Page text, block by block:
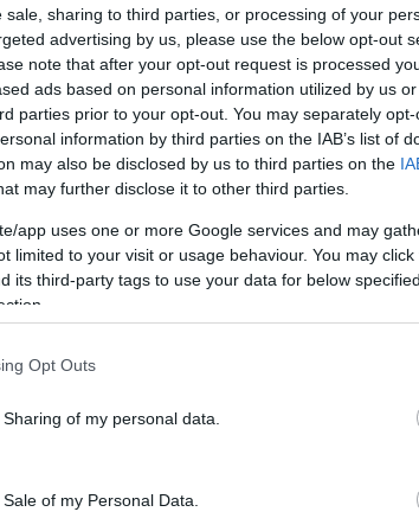
sale, sharing to third parties, or processing of your
advertising by us, please use the below opt-out
note that after your opt-out request is processed
ads based on personal information utilized by us
parties prior to your opt-out. You may separately
information by third parties on the IAB’s list of
may also be disclosed by us to third parties on the
may further disclose it to other third parties.
app uses one or more Google services and may
limited to your visit or usage behaviour. You may
its third-party tags to use your data for below
Opt Outs
of my personal data.
of my Personal Data.
külügyminiszter, aki történelmi
találkozott Jichák Herzog
szomáliföldi vezető hangsúlyozta,
részese lett nemzetünk
és ezt a gesztust nagyra
Szomáliföld az elmúlt 35 évben
de elismerés helyett